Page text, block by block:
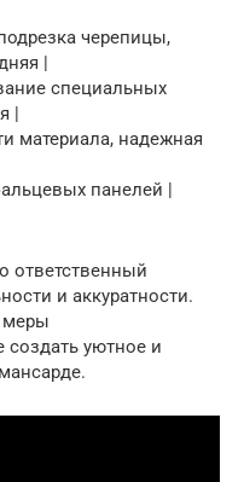
черепицы,
|
специальных
|
материала, надежная
панелей |
ответственный
и аккуратности.
меры
уютное и